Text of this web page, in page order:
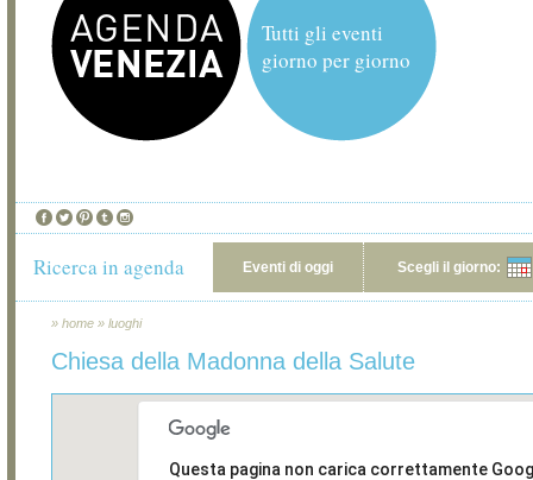
Tutti gli eventi
giorno per giorno
Ricerca in agenda Eventi di oggi Scegli il giorno:
» home » luoghi
Chiesa della Madonna della Salute
Questa pagina non carica correttamente